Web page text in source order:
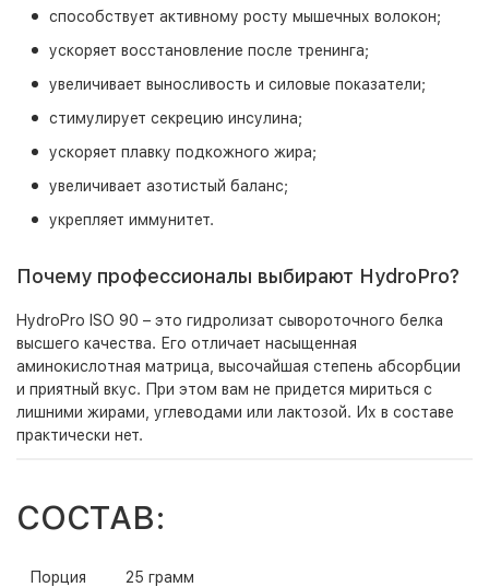
способствует активному росту мышечных волокон;
ускоряет восстановление после тренинга;
увеличивает выносливость и силовые показатели;
стимулирует секрецию инсулина;
ускоряет плавку подкожного жира;
увеличивает азотистый баланс;
укрепляет иммунитет.
Почему профессионалы выбирают HydroPro?
HydroPro ISO 90 – это гидролизат сывороточного белка
высшего качества. Его отличает насыщенная
аминокислотная матрица, высочайшая степень абсорбции
и приятный вкус. При этом вам не придется мириться с
лишними жирами, углеводами или лактозой. Их в составе
практически нет.
СОСТАВ:
Порция 25 грамм